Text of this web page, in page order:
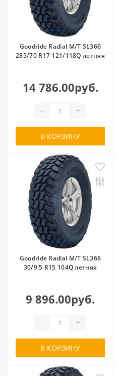
Goodride Radial M/T SL366
285/70 R17 121/118Q летняя
14 786.00руб.
- +
В КОРЗИНУ
Goodride Radial M/T SL366
30/9.5 R15 104Q летняя
9 896.00руб.
- +
В КОРЗИНУ